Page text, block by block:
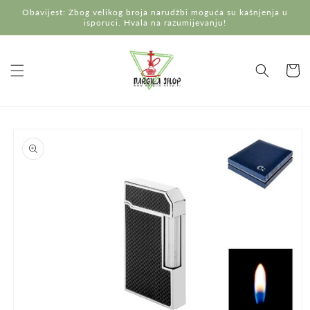
na
Obavijest: Zbog velikog broja narudžbi moguća su kašnjenja u
isporuci. Hvala na razumijevanju!
proizvodu